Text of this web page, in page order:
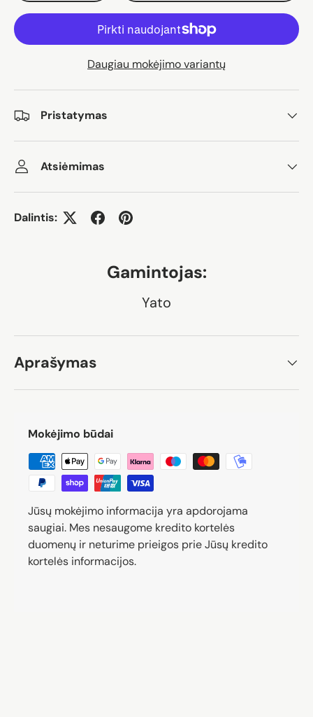
Daugiau mokėjimo variantų
Pristatymas
Atsiėmimas
Dalintis:
Gamintojas:
Yato
Aprašymas
Mokėjimo būdai
Jūsų mokėjimo informacija yra apdorojama
saugiai. Mes nesaugome kredito kortelės
duomenų ir neturime prieigos prie Jūsų kredito
kortelės informacijos.